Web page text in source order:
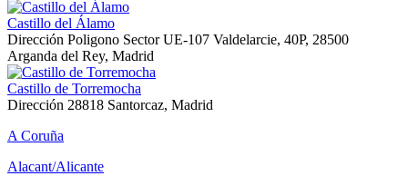
Castillo del Álamo
Dirección Poligono Sector UE-107 Valdelarcie, 40P, 28500
Arganda del Rey, Madrid
Castillo de Torremocha
Dirección 28818 Santorcaz, Madrid
A Coruña
Alacant/Alicante